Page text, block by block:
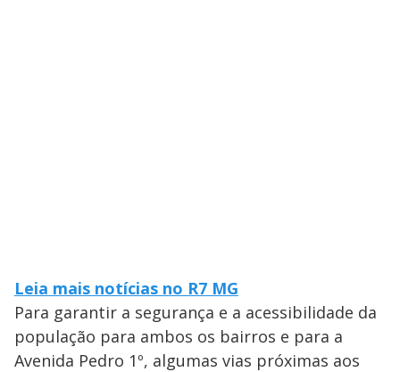
Leia mais notícias no R7 MG
Para garantir a segurança e a acessibilidade da
população para ambos os bairros e para a
Avenida Pedro 1º, algumas vias próximas aos